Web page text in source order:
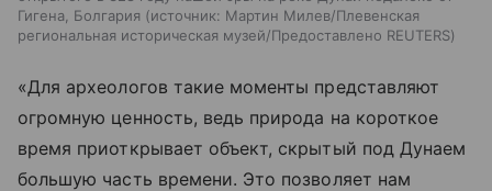
Гигена, Болгария
источник: Мартин Милев/Плевенская
региональная историческая музей/Предоставлено REUTERS
«Для археологов такие моменты представляют
огромную ценность, ведь природа на короткое
время приоткрывает объект, скрытый под Дунаем
большую часть времени. Это позволяет нам